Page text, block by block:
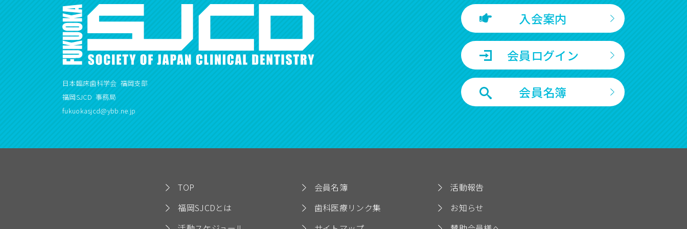
日本臨床歯科学会 福岡支部
福岡SJCD 事務局
fukuokasjcd@ybb.ne.jp
入会案内
会員ログイン
会員名簿
TOP
福岡SJCDとは
会員名簿
歯科医療リンク集
活動報告
お知らせ